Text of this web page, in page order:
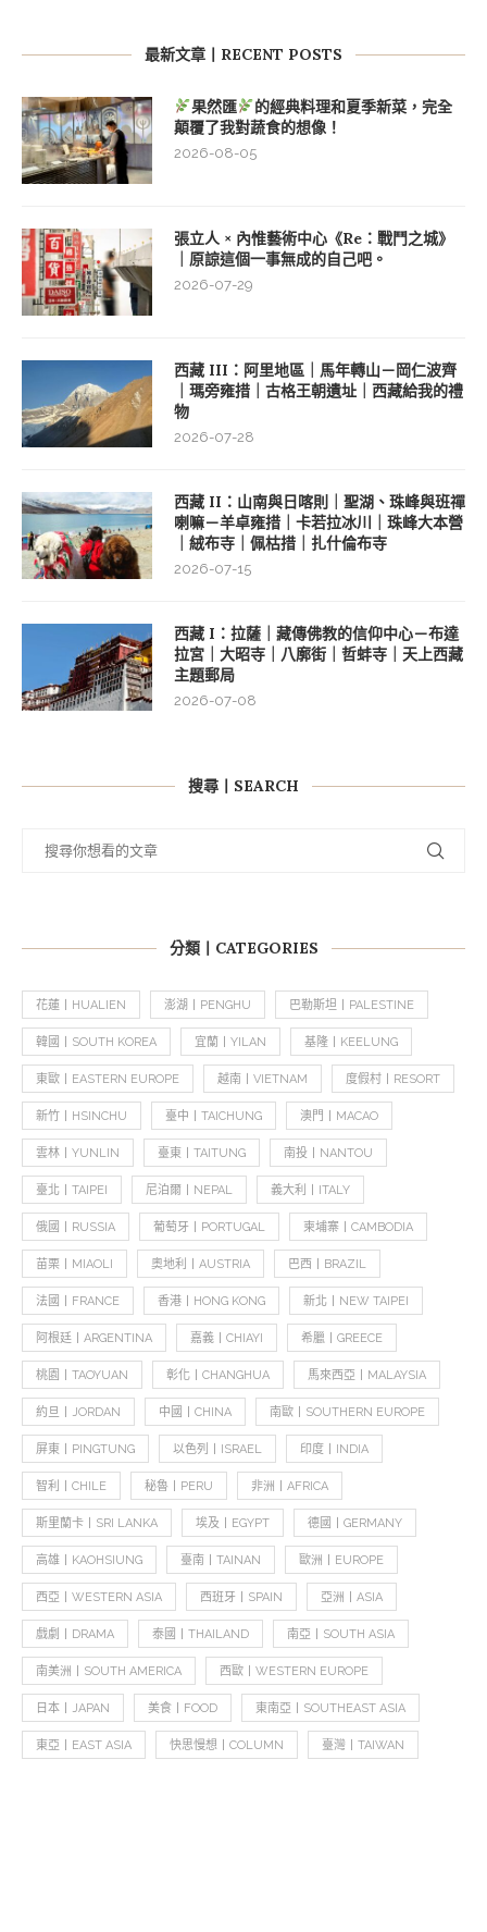
最新文章丨RECENT POSTS
果然匯
的經典料理和夏季新菜，完全
顛覆了我對蔬食的想像！
2026-08-05
張立人 × 內惟藝術中心《Re：戰鬥之城》
｜原諒這個一事無成的自己吧。
2026-07-29
西藏 III：阿里地區｜馬年轉山－岡仁波齊
｜瑪旁雍措｜古格王朝遺址｜西藏給我的禮
物
2026-07-28
西藏 II：山南與日喀則｜聖湖、珠峰與班禪
喇嘛－羊卓雍措｜卡若拉冰川｜珠峰大本營
｜絨布寺｜佩枯措｜扎什倫布寺
2026-07-15
西藏 I：拉薩｜藏傳佛教的信仰中心－布達
拉宮｜大昭寺｜八廓街｜哲蚌寺｜天上西藏
主題郵局
2026-07-08
搜尋丨SEARCH
分類丨CATEGORIES
花蓮丨HUALIEN 澎湖丨PENGHU 巴勒斯坦丨PALESTINE
韓國丨SOUTH KOREA 宜蘭丨YILAN 基隆丨KEELUNG
東歐丨EASTERN EUROPE 越南丨VIETNAM 度假村丨RESORT
新竹丨HSINCHU 臺中丨TAICHUNG 澳門丨MACAO
雲林丨YUNLIN 臺東丨TAITUNG 南投丨NANTOU
臺北丨TAIPEI 尼泊爾丨NEPAL 義大利丨ITALY
俄國丨RUSSIA 葡萄牙丨PORTUGAL 柬埔寨丨CAMBODIA
苗栗丨MIAOLI 奧地利丨AUSTRIA 巴西丨BRAZIL
法國丨FRANCE 香港丨HONG KONG 新北丨NEW TAIPEI
阿根廷丨ARGENTINA 嘉義丨CHIAYI 希臘丨GREECE
桃園丨TAOYUAN 彰化丨CHANGHUA 馬來西亞丨MALAYSIA
約旦丨JORDAN 中國丨CHINA 南歐丨SOUTHERN EUROPE
屏東丨PINGTUNG 以色列丨ISRAEL 印度丨INDIA
智利丨CHILE 秘魯丨PERU 非洲丨AFRICA
斯里蘭卡丨SRI LANKA 埃及丨EGYPT 德國丨GERMANY
高雄丨KAOHSIUNG 臺南丨TAINAN 歐洲丨EUROPE
西亞丨WESTERN ASIA 西班牙丨SPAIN 亞洲丨ASIA
戲劇丨DRAMA 泰國丨THAILAND 南亞丨SOUTH ASIA
南美洲丨SOUTH AMERICA 西歐丨WESTERN EUROPE
日本丨JAPAN 美食丨FOOD 東南亞丨SOUTHEAST ASIA
東亞丨EAST ASIA 快思慢想丨COLUMN 臺灣丨TAIWAN